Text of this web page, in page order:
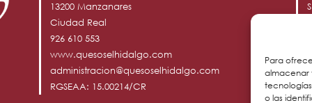
Para
almacenar
o las
13200 Manzanares
Ciudad Real
926 610 553
www.quesoselhidalgo.com
administracion@quesoselhidalgo.com
RGSEAA: 15.00214/CR